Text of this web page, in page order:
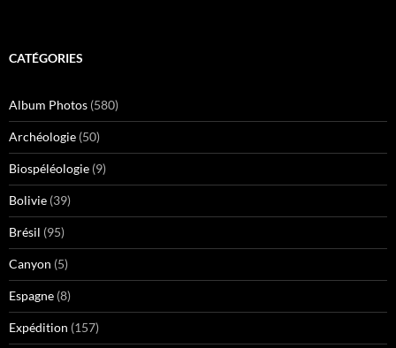
CATÉGORIES
Album Photos (580)
Archéologie (50)
Biospéléologie (9)
Bolivie (39)
Brésil (95)
Canyon (5)
Espagne (8)
Expédition (157)